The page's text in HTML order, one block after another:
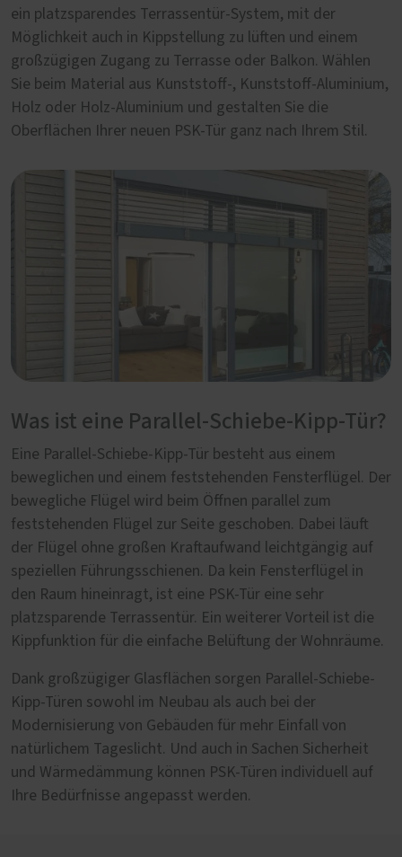
ein platzsparendes Terrassentür-System, mit der
Möglichkeit auch in Kippstellung zu lüften und einem
großzügigen Zugang zu Terrasse oder Balkon. Wählen
Sie beim Material aus Kunststoff-, Kunststoff-Aluminium,
Holz oder Holz-Aluminium und gestalten Sie die
Oberflächen Ihrer neuen PSK-Tür ganz nach Ihrem Stil.
Was ist eine Parallel-Schiebe-Kipp-Tür?
Eine Parallel-Schiebe-Kipp-Tür besteht aus einem
beweglichen und einem feststehenden Fensterflügel. Der
bewegliche Flügel wird beim Öffnen parallel zum
feststehenden Flügel zur Seite geschoben. Dabei läuft
der Flügel ohne großen Kraftaufwand leichtgängig auf
speziellen Führungsschienen. Da kein Fensterflügel in
den Raum hineinragt, ist eine PSK-Tür eine sehr
platzsparende Terrassentür. Ein weiterer Vorteil ist die
Kippfunktion für die einfache Belüftung der Wohnräume.
Dank großzügiger Glasflächen sorgen Parallel-Schiebe-
Kipp-Türen sowohl im Neubau als auch bei der
Modernisierung von Gebäuden für mehr Einfall von
natürlichem Tageslicht. Und auch in Sachen Sicherheit
und Wärmedämmung können PSK-Türen individuell auf
Ihre Bedürfnisse angepasst werden.